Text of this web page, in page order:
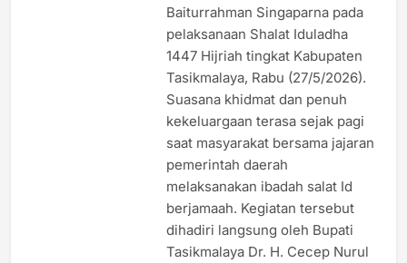
Baiturrahman Singaparna pada
pelaksanaan Shalat Iduladha
1447 Hijriah tingkat Kabupaten
Tasikmalaya, Rabu (27/5/2026).
Suasana khidmat dan penuh
kekeluargaan terasa sejak pagi
saat masyarakat bersama jajaran
pemerintah daerah
melaksanakan ibadah salat Id
berjamaah. Kegiatan tersebut
dihadiri langsung oleh Bupati
Tasikmalaya Dr. H. Cecep Nurul